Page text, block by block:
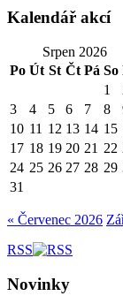
Kalendář akcí
Srpen 2026
Po Út St Čt Pá So
1
3
4 5 6 7 8
10 11 12 13 14 15
17 18 19 20 21 22
24 25 26 27 28 29
31
« Červenec 2026
RSS
Novinky